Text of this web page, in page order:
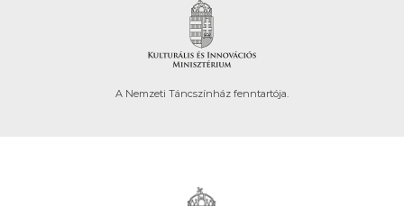
A Nemzeti Táncszínház fenntartója.